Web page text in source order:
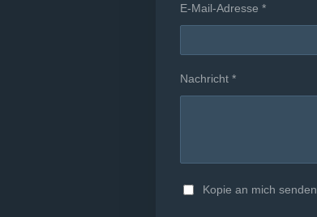
E-Mail-Adresse *
Nachricht *
Kopie an mich senden